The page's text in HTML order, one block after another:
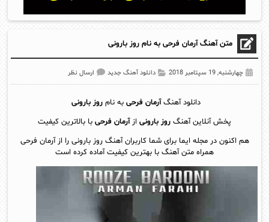
متن آهنگ آرمان فرحی به نام روز بارونی
چهارشنبه, 19 سپتامبر 2018 دانلود آهنگ جدید ارسال نظر
دانلود آهنگآرمان فرحی به نامروز بارونی
پخش آنلاين آهنگ روز بارونی ازآرمان فرحی با بالاترین کیفیت
هم اکنون در مجله ایما برای شما کاربران آهنگ روز بارونی را از آرمان فرحی
همراه متن آهنگ با بهترین کیفیت آماده کرده است